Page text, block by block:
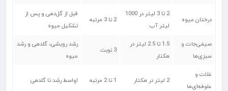
درختان میوه
2 تا 3 لیتر در 1000
لیتر آب
2 تا 3 مرتبه
قبل از گل‌دهی و پس از
تشکیل میوه
صیفی‌جات و
سبزی‌ها
1.5 تا 2.5 لیتر در
هکتار
3 نوبت
رشد رویشی، گلدهی و رشد
میوه
غلات و
علوفه‌ای‌ها
2 لیتر در هکتار 1 تا 2 مرتبه اواسط رشد تا گلدهی